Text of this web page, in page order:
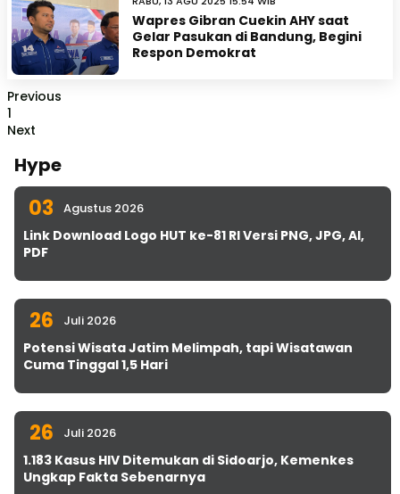
Wapres Gibran Cuekin AHY saat
Gelar Pasukan di Bandung, Begini
Respon Demokrat
Previous
1
Next
Hype
03 Agustus 2026
Link Download Logo HUT ke-81 RI Versi PNG, JPG, AI,
PDF
26 Juli 2026
Potensi Wisata Jatim Melimpah, tapi Wisatawan
Cuma Tinggal 1,5 Hari
26 Juli 2026
1.183 Kasus HIV Ditemukan di Sidoarjo, Kemenkes
Ungkap Fakta Sebenarnya